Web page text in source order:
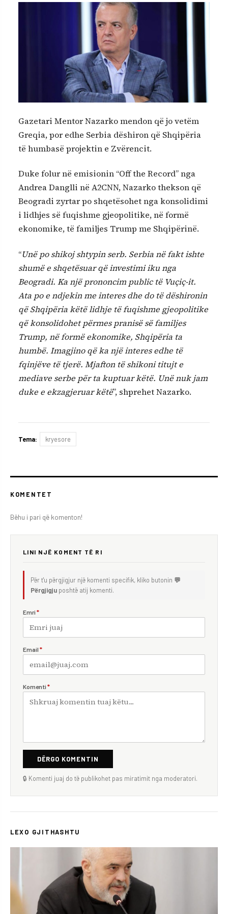
Gazetari Mentor Nazarko mendon që jo vetëm
Greqia, por edhe Serbia dëshiron që Shqipëria
të humbasë projektin e Zvërencit.
Duke folur në emisionin “Off the Record” nga
Andrea Danglli në A2CNN, Nazarko thekson që
Beogradi zyrtar po shqetësohet nga konsolidimi
i lidhjes së fuqishme gjeopolitike, në formë
ekonomike, të familjes Trump me Shqipërinë.
“Unë po shikoj shtypin serb. Serbia në fakt ishte
shumë e shqetësuar që investimi iku nga
Beogradi. Ka një prononcim public të Vuçiç-it.
Ata po e ndjekin me interes dhe do të dëshironin
që Shqipëria këtë lidhje të fuqishme gjeopolitike
që konsolidohet përmes pranisë së familjes
Trump, në formë ekonomike, Shqipëria ta
humbë. Imagjino që ka një interes edhe të
fqinjëve të tjerë. Mjafton të shikoni titujt e
mediave serbe për ta kuptuar këtë. Unë nuk jam
duke e ekzagjeruar këtë”, shprehet Nazarko.
Tema: kryesore
KOMENTET
Bëhu i pari që komenton!
LINI NJË KOMENT TË RI
Për t'u përgjigjur një komenti specifik, kliko butonin 💬
Përgjigju poshtë atij komenti.
Emri *
Email *
Komenti *
DËRGO KOMENTIN
🔒 Komenti juaj do të publikohet pas miratimit nga moderatori.
LEXO GJITHASHTU